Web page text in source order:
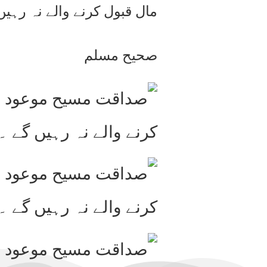
مال قبول کرنے والے نہ
صحیح مسلم